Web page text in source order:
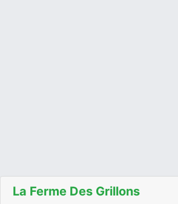
La Ferme Des Grillons